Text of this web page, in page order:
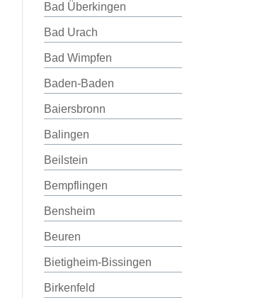
Bad Überkingen
Bad Urach
Bad Wimpfen
Baden-Baden
Baiersbronn
Balingen
Beilstein
Bempflingen
Bensheim
Beuren
Bietigheim-Bissingen
Birkenfeld